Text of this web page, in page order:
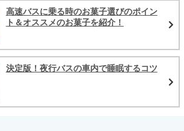
高速バスに乗る時のお菓子選びのポイン
ト＆オススメのお菓子を紹介！
決定版！夜行バスの車内で睡眠するコツ